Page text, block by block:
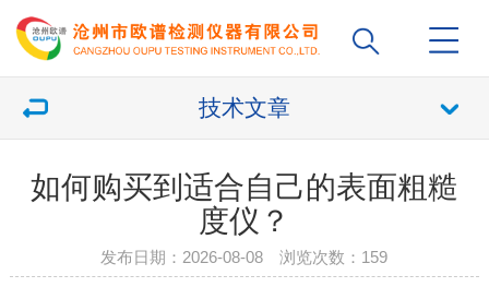
技术文章
如何购买到适合自己的表面粗糙
度仪？
发布日期：2026-08-08 浏览次数： 159